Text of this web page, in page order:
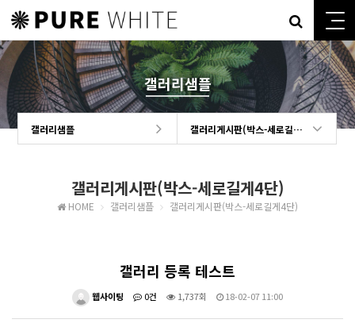
갤러리샘플
갤러리샘플 갤러리게시판(박스-세로길게4단)
갤러리게시판(박스-세로길게4단)
HOME 갤러리샘플 갤러리게시판(박스-세로길게4단)
갤러리 등록 테스트
웹사이팅 0건 1,737회 18-02-07 11:00